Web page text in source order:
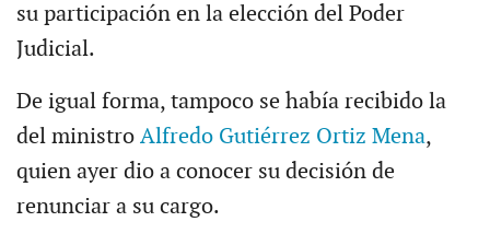
su participación en la elección del Poder
Judicial.
De igual forma, tampoco se había recibido la
del ministro Alfredo Gutiérrez Ortiz Mena,
quien ayer dio a conocer su decisión de
renunciar a su cargo.